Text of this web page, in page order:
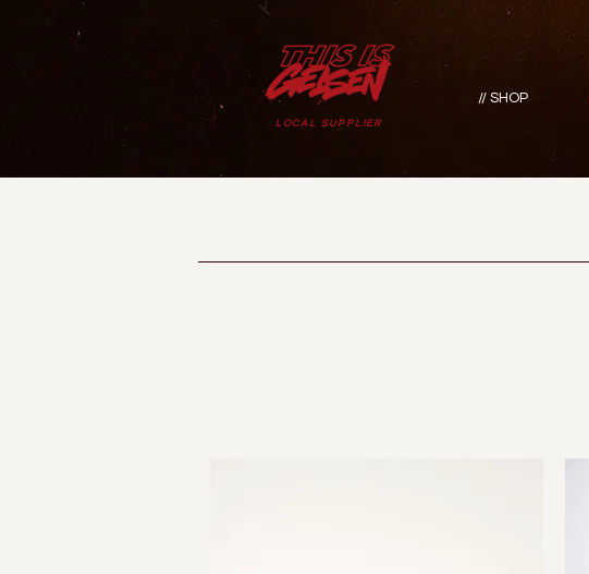
LOCAL SUPPLIER
// SHOP